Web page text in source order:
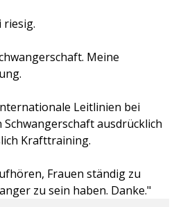
riesig.
Meine
Leitlinien bei
ausdrücklich
Krafttraining.
Frauen ständig zu
zu sein haben. Danke."